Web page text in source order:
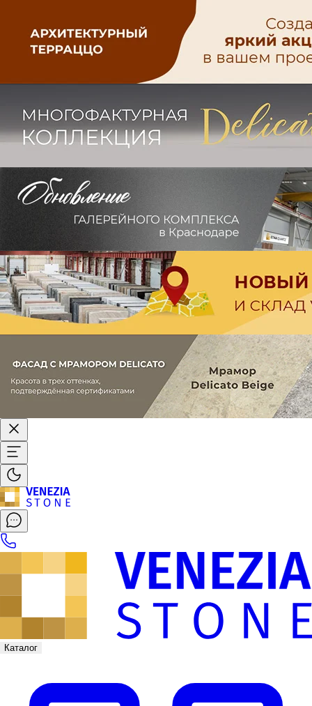
Каталог